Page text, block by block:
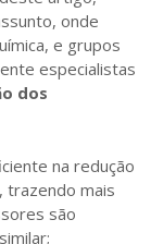
onde
e grupos
especialistas
dos
na redução
trazendo mais
são